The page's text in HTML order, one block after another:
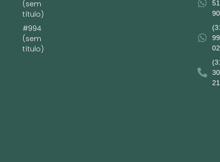
(sem
título)
#994
(sem
título)